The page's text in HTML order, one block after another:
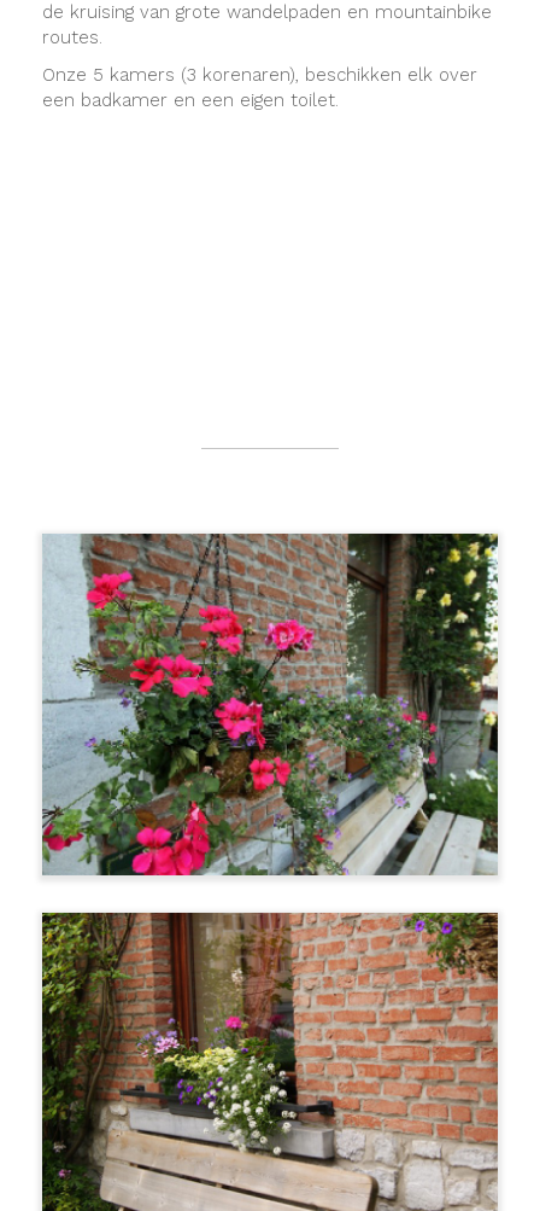
de kruising van grote wandelpaden en mountainbike
routes.
Onze 5 kamers (3 korenaren), beschikken elk over
een badkamer en een eigen toilet.